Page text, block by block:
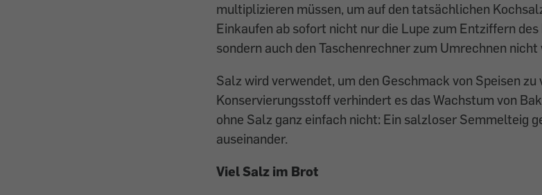
multiplizieren müssen, um auf den tatsächlichen
Einkaufen ab sofort nicht nur die Lupe zum Entziffern
sondern auch den Taschenrechner zum Umrechnen nicht
Salz wird verwendet, um den Geschmack von Speisen
Konservierungsstoff verhindert es das Wachstum von
ohne Salz ganz einfach nicht: Ein salzloser Semmelteig
auseinander.
Viel Salz im Brot